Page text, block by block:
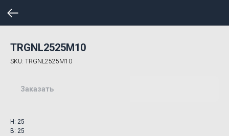
TRGNL2525M10
SKU: TRGNL2525M10
Заказать
H: 25
B: 25